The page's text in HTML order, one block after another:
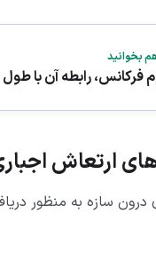
بخوانید
فرکانس، رابطه آن با
ارتعاش
درون سازه به منظور